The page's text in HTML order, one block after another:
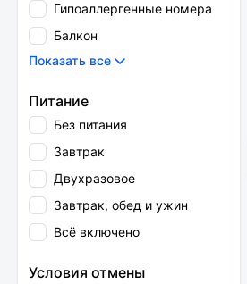
Гипоаллергенные номера
Балкон
Показать все
Питание
Без питания
Завтрак
Двухразовое
Завтрак, обед и ужин
Всё включено
Условия отмены